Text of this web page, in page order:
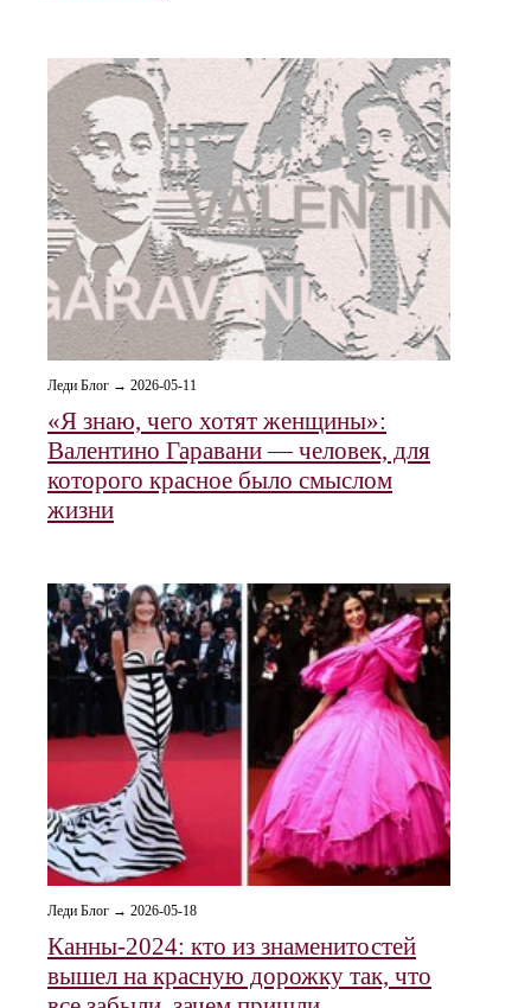
Леди Блог → 2026-05-11
«Я знаю, чего хотят женщины»:
Валентино Гаравани — человек, для
которого красное было смыслом
жизни
Леди Блог → 2026-05-18
Канны-2024: кто из знаменитостей
вышел на красную дорожку так, что